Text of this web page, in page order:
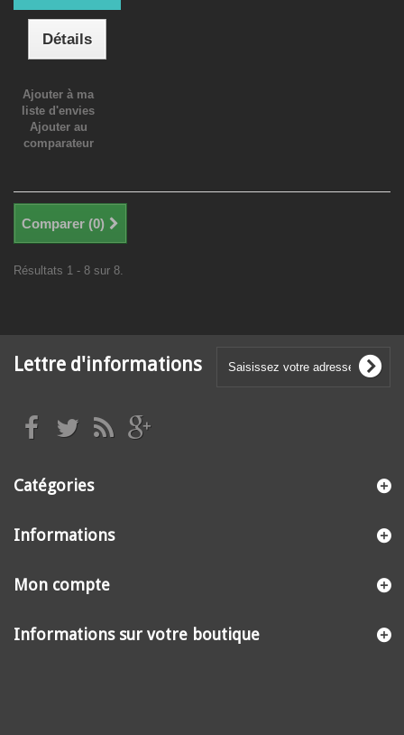
Détails
Ajouter à ma
liste d'envies
Ajouter au
comparateur
Comparer (0)
Résultats 1 - 8 sur 8.
Lettre d'informations
Catégories
Informations
Mon compte
Informations sur votre boutique